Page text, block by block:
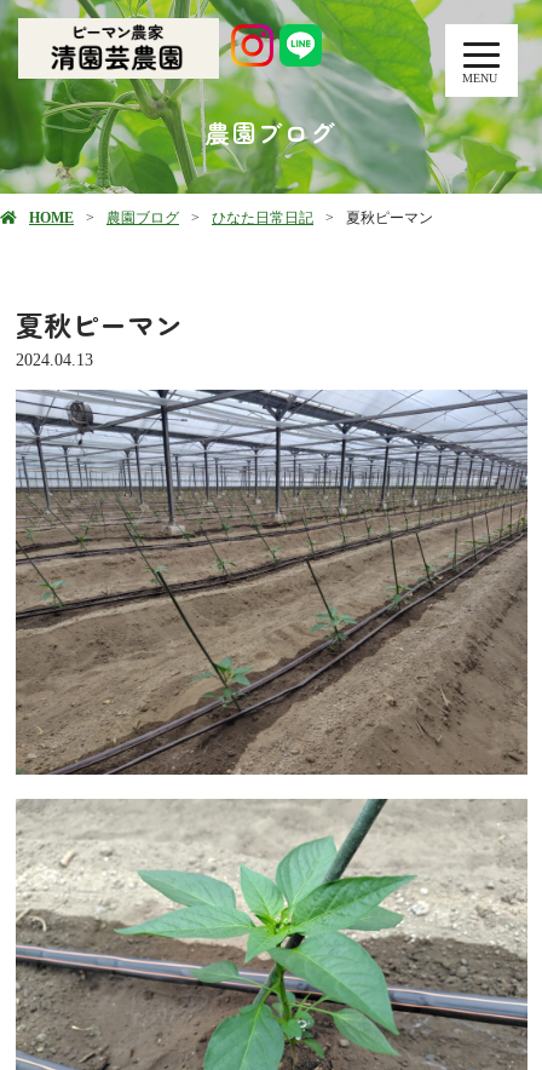
MENU
農園ブログ
HOME 農園ブログ ひなた日常日記 夏秋ピーマン
夏秋ピーマン
2024.04.13